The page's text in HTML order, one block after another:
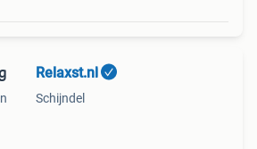
Relaxst.nl
Schijndel